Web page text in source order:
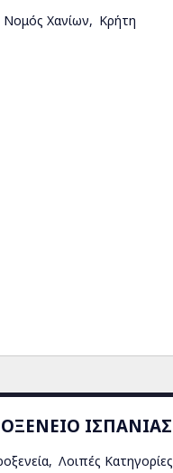
Νομός Χανίων Κρήτη
ΙΣΠΑΝΙΑΣ
Λοιπές Κατηγορίες